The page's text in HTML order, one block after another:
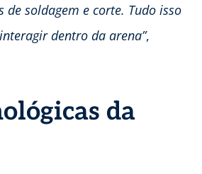
de soldagem e corte. Tudo isso
dentro da arena”,
da